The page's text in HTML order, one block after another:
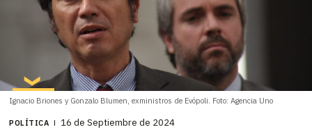
Ignacio Briones y Gonzalo Blumen, exministros de Evópoli. Foto: Agencia Uno
POLÍTICA 16 de Septiembre de 2024